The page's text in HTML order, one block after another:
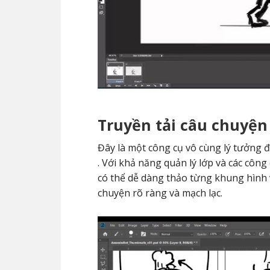
Truyền tải câu
Đây là một công cụ vô cùng lý tưởng
. Với khả năng quản lý lớp và các
có thể dễ dàng thảo từng khung
chuyện rõ ràng và mạch lạc.